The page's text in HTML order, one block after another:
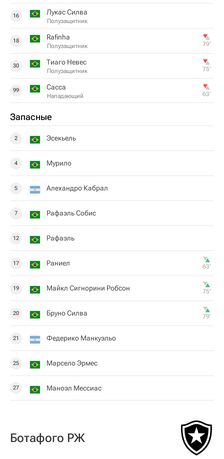
16 Лукас Силва
Полузащитник
18 Rafinha
Полузащитник 79‎’‎
30 Тиаго Невес
Полузащитник 75‎’‎
99 Сасса
Нападающий 63‎’‎
Запасные
2 Эсекьель
4 Мурило
5 Алехандро Кабрал
7 Рафаэль Собис
12 Рафаэль
17 Раниел 63‎’‎
19 Майкл Сигнорини Робсон 75‎’‎
20 Бруно Силва 79‎’‎
21 Федерико Манкуэльо
25 Марсело Эрмес
27 Маноэл Мессиас
Ботафого РЖ